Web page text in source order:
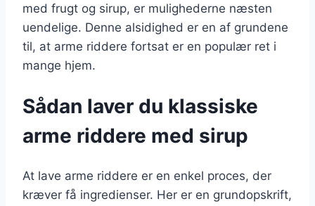
med frugt og sirup, er mulighederne næsten
uendelige. Denne alsidighed er en af grundene
til, at arme riddere fortsat er en populær ret i
mange hjem.
Sådan laver du klassiske
arme riddere med sirup
At lave arme riddere er en enkel proces, der
kræver få ingredienser. Her er en grundopskrift,